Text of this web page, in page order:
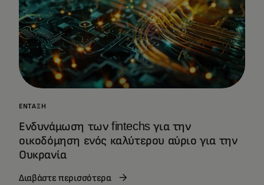
ΈΝΤΑΞΗ
Ενδυνάμωση των fintechs για την
οικοδόμηση ενός καλύτερου αύριο για την
Ουκρανία
Διαβάστε περισσότερα